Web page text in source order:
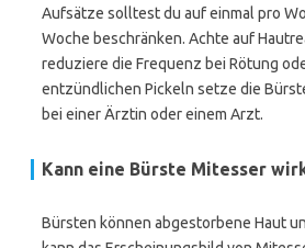
Aufsätze solltest du auf einmal pro
Woche beschränken. Achte auf
reduziere die Frequenz bei Rötung
entzündlichen Pickeln setze die
bei einer Ärztin oder einem Arzt.
Kann eine Bürste Mitesser
Bürsten können abgestorbene Haut